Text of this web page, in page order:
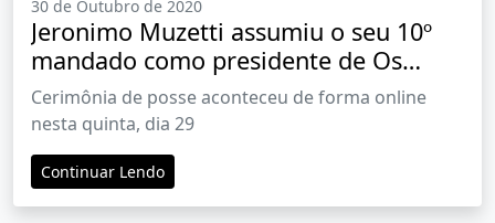
30 de Outubro de 2020
Jeronimo Muzetti assumiu o seu 10º
mandado como presidente de Os
Independentes
Cerimônia de posse aconteceu de forma online
nesta quinta, dia 29
Continuar Lendo